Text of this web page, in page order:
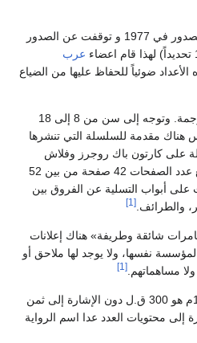
لقد بدأت سلسلة العملاق في الصدور في 1977 و توقفت عن الصدور
عرب
ضوئياً للحفاظ عليها من الضياع
اعتمدت المجلة عموماً على الترجمة. وتوجه إلى سن من 8 إلى 18
هناك مقدمة للسلسلة التي تنشرها
على كارتون باك روجرز وفلاش
جوردن، بشكل رئيس، حيث يبلغ عدد الصفحات 42 صفحة من بين 52
أبواب التسلية عن الفروق بين
والطرائف. [1]
شائقة وطريفة» هناك إعلانات
نفسها، ولا يوجد لها ملاحق أو
مساهماتهم. [1]
سعر المجلة في لبنان عام 1982م هو 300 ق.ل دون الإشارة إلى ثمن
محتويات العدد عدا اسم الرواية